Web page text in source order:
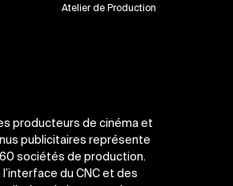
Atelier de Production
producteurs de cinéma et
publicitaires représente
sociétés de production.
l’interface du CNC et des